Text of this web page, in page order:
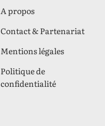
A propos
Contact & Partenariat
Mentions légales
Politique de
confidentialité